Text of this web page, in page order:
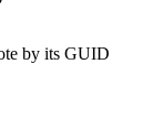
by its GUID